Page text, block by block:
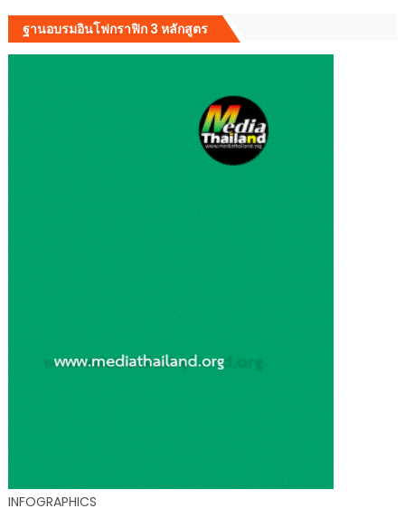
ฐานอบรมอินโฟกราฟิก 3 หลักสูตร
INFOGRAPHICS